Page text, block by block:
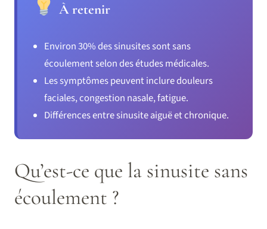
À retenir
Environ 30% des sinusites sont sans
écoulement selon des études médicales.
Les symptômes peuvent inclure douleurs
faciales, congestion nasale, fatigue.
Différences entre sinusite aiguë et chronique.
Qu’est-ce que la sinusite sans
écoulement ?